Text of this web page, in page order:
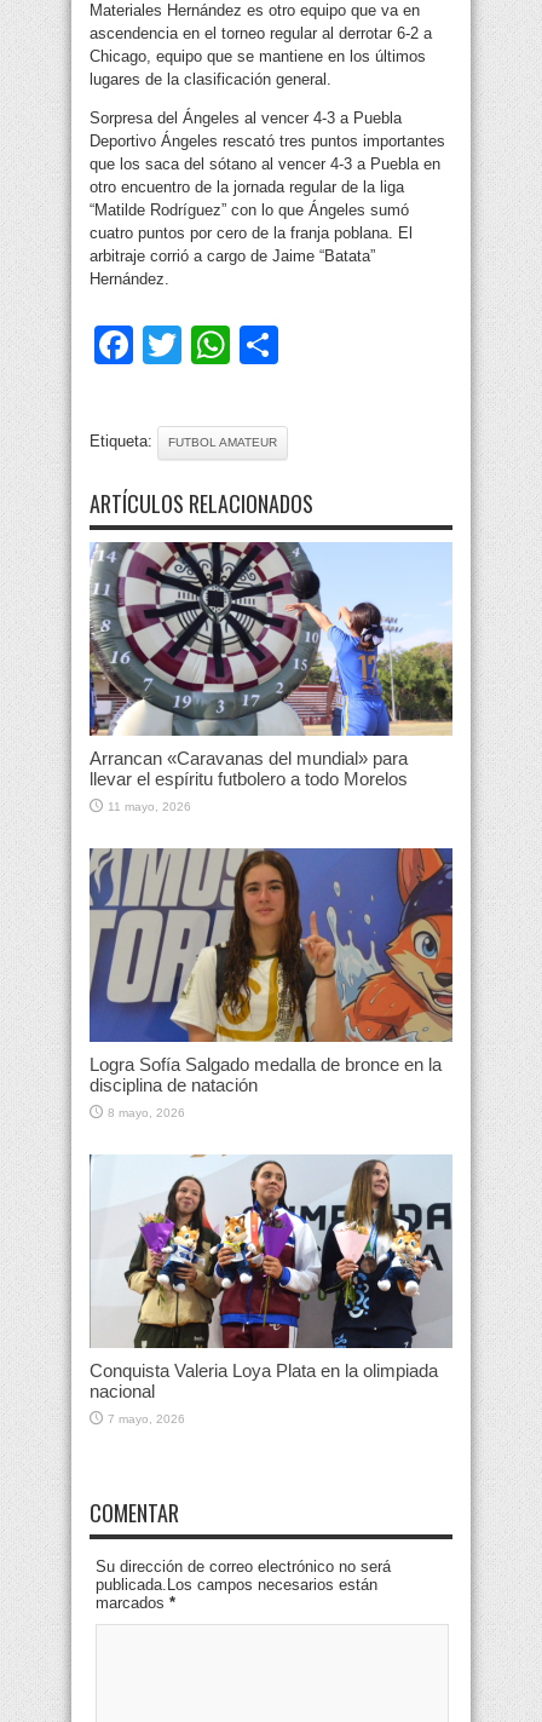
Materiales Hernández es otro equipo que va en
ascendencia en el torneo regular al derrotar 6-2 a
Chicago, equipo que se mantiene en los últimos
lugares de la clasificación general.
Sorpresa del Ángeles al vencer 4-3 a Puebla
Deportivo Ángeles rescató tres puntos importantes
que los saca del sótano al vencer 4-3 a Puebla en
otro encuentro de la jornada regular de la liga
“Matilde Rodríguez” con lo que Ángeles sumó
cuatro puntos por cero de la franja poblana. El
arbitraje corrió a cargo de Jaime “Batata”
Hernández.
Facebook
TwitterWhatsApp
Etiqueta: FUTBOL AMATEUR
ARTÍCULOS RELACIONADOS
Arrancan «Caravanas del mundial» para
llevar el espíritu futbolero a todo Morelos
11 mayo, 2026
Logra Sofía Salgado medalla de bronce en la
disciplina de natación
8 mayo, 2026
Conquista Valeria Loya Plata en la olimpiada
nacional
7 mayo, 2026
COMENTAR
Su dirección de correo electrónico no será
publicada.Los campos necesarios están
marcados *